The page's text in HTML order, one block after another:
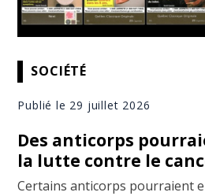
SOCIÉTÉ
Publié le 29 juillet 2026
Des anticorps
la lutte contre le
Certains anticorps pourraient